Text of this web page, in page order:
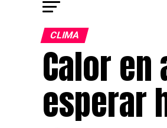
CLIMA
Calor en
esperar